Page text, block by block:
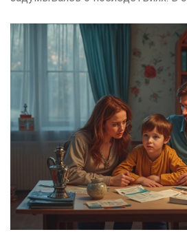
промахи, которые мешают
расти самостоятельным и
Обсудим, почему наказания не
работают, как перегруженность
секциями влияет на психику, и
постоянные сравнения с
это — простыми словами, с
советами и примерами.